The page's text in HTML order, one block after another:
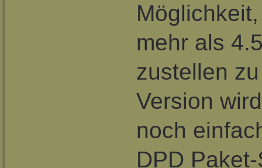
mehr als
zustellen
Version
noch
DPD